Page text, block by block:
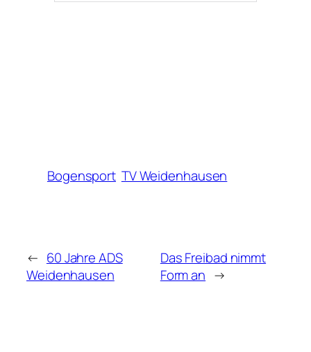
Bogensport TV Weidenhausen
← 60 Jahre ADS
Weidenhausen
Das Freibad nimmt
Form an →